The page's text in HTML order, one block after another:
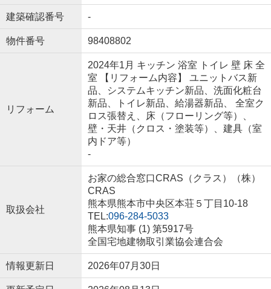
建築確認番号 -
物件番号 98408802
リフォーム
2024年1月 キッチン 浴室 トイレ 壁 床 全
室 【リフォーム内容】 ユニットバス新
品、システムキッチン新品、洗面化粧台
新品、トイレ新品、給湯器新品、 全室ク
ロス張替え、床（フローリング等）、
壁・天井（クロス・塗装等）、建具（室
内ドア等）
-
取扱会社
お家の総合窓口CRAS（クラス）（株）
CRAS
熊本県熊本市中央区本荘５丁目10-18
TEL:096-284-5033
熊本県知事 (1) 第5917号
全国宅地建物取引業協会連合会
情報更新日 2026年07月30日